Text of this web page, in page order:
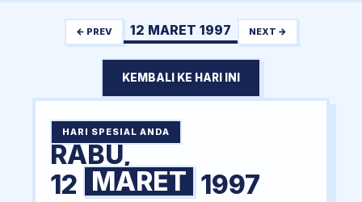
← PREV 12 MARET 1997 NEXT →
KEMBALI KE HARI INI
HARI SPESIAL ANDA
RABU,
12 MARET 1997